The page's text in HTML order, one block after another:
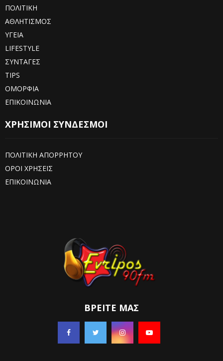
ΠΟΛΙΤΙΚΗ
ΑΘΛΗΤΙΣΜΟΣ
ΥΓΕΙΑ
LIFESTYLE
ΣΥΝΤΑΓΕΣ
TIPS
ΟΜΟΡΦΙΑ
ΕΠΙΚΟΙΝΩΝΙΑ
ΧΡΗΣΙΜΟΙ ΣΥΝΔΕΣΜΟΙ
ΠΟΛΙΤΙΚΗ ΑΠΟΡΡΗΤΟΥ
ΟΡΟΙ ΧΡΗΣΕΙΣ
ΕΠΙΚΟΙΝΩΝΙΑ
ΒΡΕΊΤΕ ΜΑΣ